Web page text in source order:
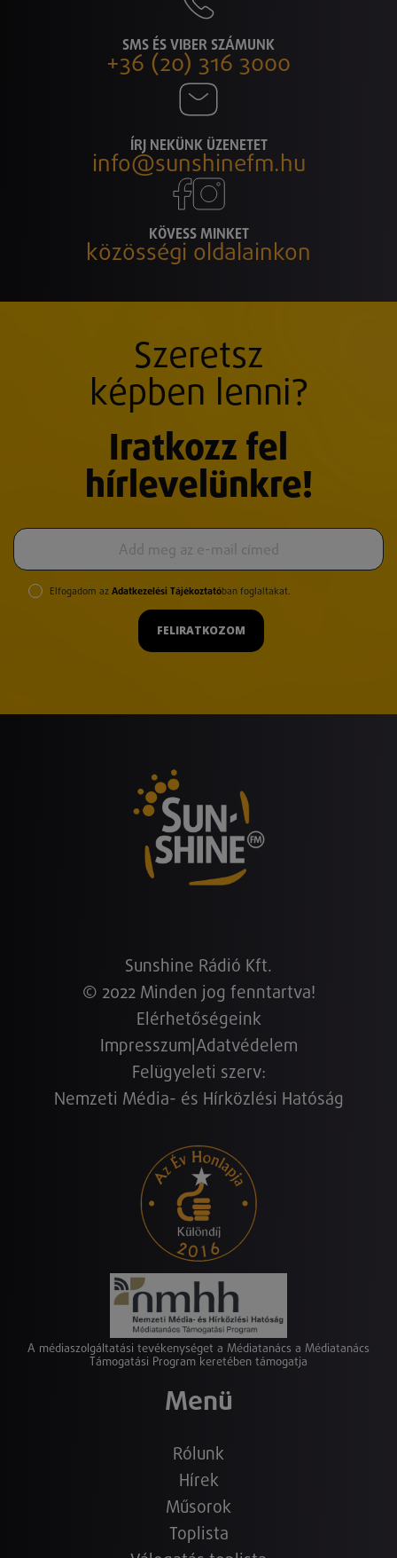
SMS ÉS VIBER SZÁMUNK
+36 (20) 316 3000
ÍRJ NEKÜNK ÜZENETET
info@sunshinefm.hu
KÖVESS MINKET
közösségi oldalainkon
Szeretsz
képben lenni?
Iratkozz fel
hírlevelünkre!
Elfogadom az Adatkezelési Tájékoztatóban foglaltakat.
FELIRATKOZOM
Sunshine Rádió Kft.
© 2022 Minden jog fenntartva!
Elérhetőségeink
Impresszum Adatvédelem
Felügyeleti szerv:
Nemzeti Média- és Hírközlési Hatóság
A médiaszolgáltatási tevékenységet a Médiatanács a Médiatanács
Támogatási Program keretében támogatja
Menü
Rólunk
Hírek
Műsorok
Toplista